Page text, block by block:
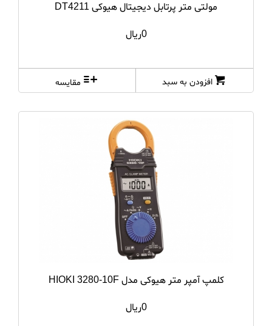
مولتی متر پرتابل دیجیتال هیوکی DT4211
0ریال
افزودن به سبد مقایسه
کلمپ آمپر متر هیوکی مدل HIOKI 3280-10F
0ریال